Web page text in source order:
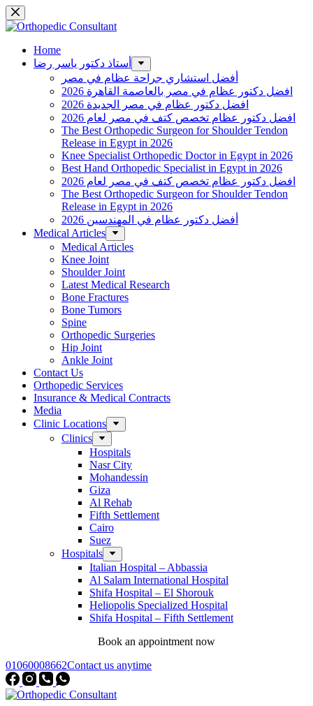
Skip
to
Home
أستاذ دكتور ياسر رضا
أفضل استشاري جراحة عظام في مصر
افضل دكتور عظام في مصر بالعاصمة القاهرة 2026
افضل دكتور عظام في مصر الجديدة 2026
افضل دكتور عظام تخصص كتف في مصر لعام 2026
The Best Orthopedic Surgeon for Shoulder Tendon
Release in Egypt in 2026
Knee Specialist Orthopedic Doctor in Egypt in 2026
Best Hand Orthopedic Specialist in Egypt in 2026
افضل دكتور عظام تخصص كتف في مصر لعام 2026
The Best Orthopedic Surgeon for Shoulder Tendon
Release in Egypt in 2026
أفضل دكتور عظام في المهندسين 2026
Medical Articles
Medical Articles
Knee Joint
Shoulder Joint
Latest Medical Research
Bone Fractures
Bone Tumors
Spine
Orthopedic Surgeries
Hip Joint
Ankle Joint
Contact Us
Orthopedic Services
Insurance & Medical Contracts
Media
Clinic Locations
Clinics
Hospitals
Nasr City
Mohandessin
Giza
Al Rehab
Fifth Settlement
Cairo
Suez
Hospitals
Italian Hospital – Abbassia
Al Salam International Hospital
Shifa Hospital – El Shorouk
Heliopolis Specialized Hospital
Shifa Hospital – Fifth Settlement
Book an appointment now
01060008662Contact us anytime